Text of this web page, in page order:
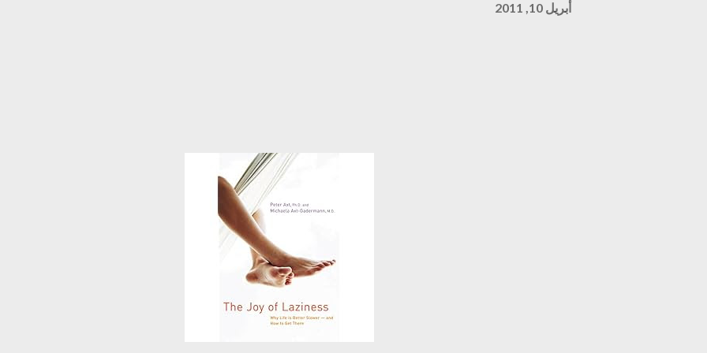
أبريل 10, 2011